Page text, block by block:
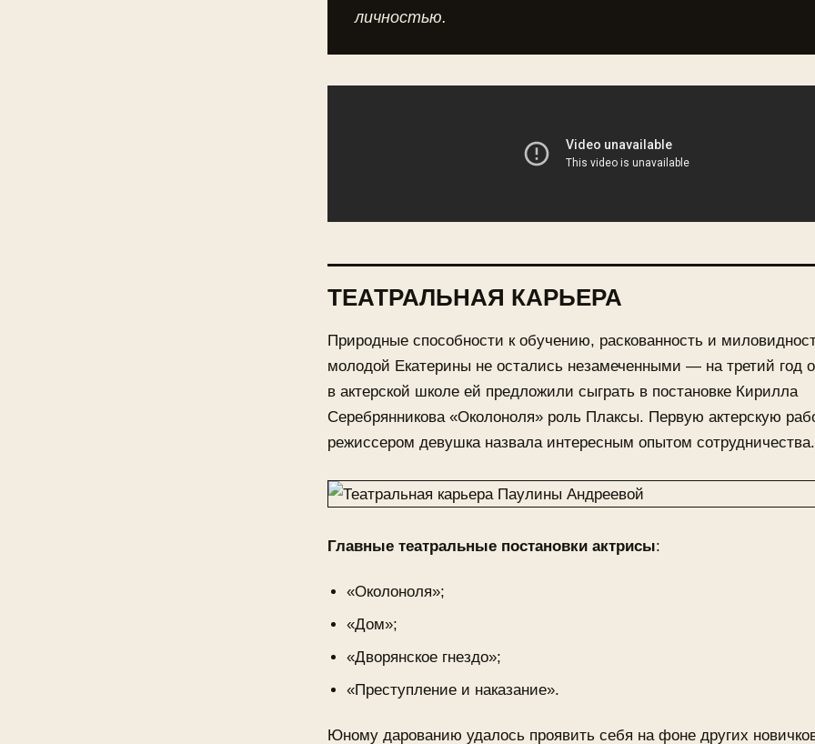
личностью.
ТЕАТРАЛЬНАЯ КАРЬЕРА
Природные способности к обучению, раскованность и
молодой Екатерины не остались незамеченными — на третий год
в актерской школе ей предложили сыграть в постановке Кирилла
Серебрянникова «Околоноля» роль Плаксы. Первую актерскую
режиссером девушка назвала интересным опытом сотрудничества.
Главные театральные постановки актрисы:
«Околоноля»;
«Дом»;
«Дворянское гнездо»;
«Преступление и наказание».
Юному дарованию удалось проявить себя на фоне других